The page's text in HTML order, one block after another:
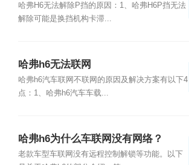
哈弗H6无法解除P挡的原因：1、哈弗H6P挡无法
解除可能是换挡机构卡滞...
哈弗h6无法联网
哈弗h6汽车联网不联网的原因及解决方案有以下4
点：1、哈弗h6汽车车载...
哈弗h6为什么车联网没有网络？
老款车型车联网没有远程控制解锁等功能。以下